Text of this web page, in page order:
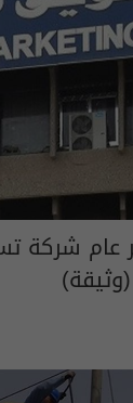
عام شركة